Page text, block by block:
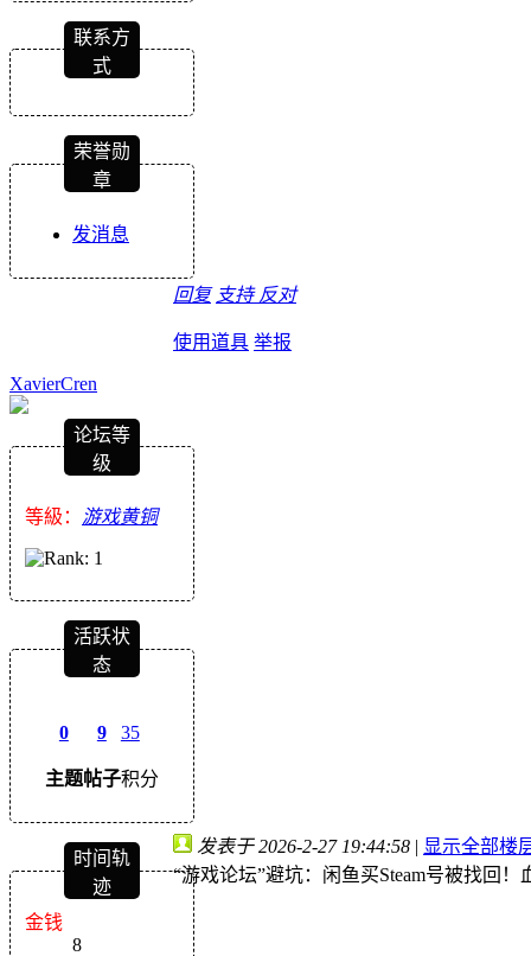
联系方
式
荣誉勋
章
发消息
回复 支持 反对
使用道具 举报
XavierCren
论坛等
级
等級： 游戏黄铜
活跃状
态
0
主题
9
帖子
35
积分
时间轨
迹
金钱
8
发表于 2026-2-27 19:44:58 | 显示全部楼
“游戏论坛”避坑：闲鱼买Steam号被找回！